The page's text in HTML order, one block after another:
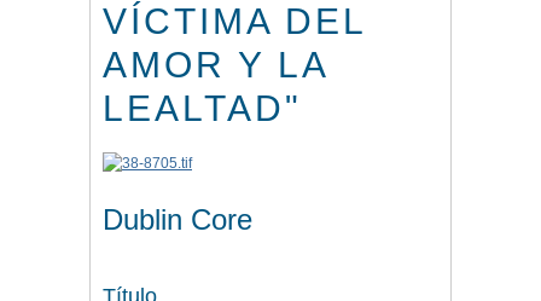
VÍCTIMA DEL
AMOR Y LA
LEALTAD"
Dublin Core
Título